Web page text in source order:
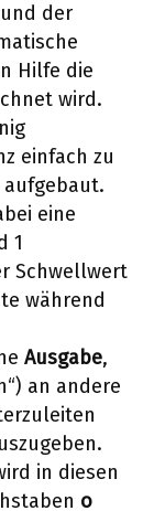
der
Hilfe die
wird.
einfach zu
eine
1
Schwellwert
während
Ausgabe,
an andere
in diesen
o